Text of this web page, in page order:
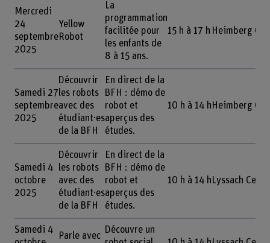
Mercredi
24
septembre
2025
Yellow
Robot
La
programmation
facilitée pour
les enfants de
8 à 15 ans.
15 h à 17 h Heimberg
Samedi 27
septembre
2025
Découvrir
les robots
avec des
étudiant·es
de la BFH
En direct de la
BFH : démo de
robot et
aperçus des
études.
10 h à 14 h Heimberg
Samedi 4
octobre
2025
Découvrir
les robots
avec des
étudiant·es
de la BFH
En direct de la
BFH : démo de
robot et
aperçus des
études.
10 h à 14 h Lyssach
Samedi 4
Parle avec
Découvre un